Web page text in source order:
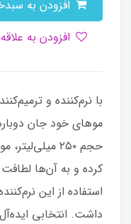
موهای خود جان
حجم ۲۵۰
کرده و به آن‌ها
استفاده از این
داشت. انتخابی